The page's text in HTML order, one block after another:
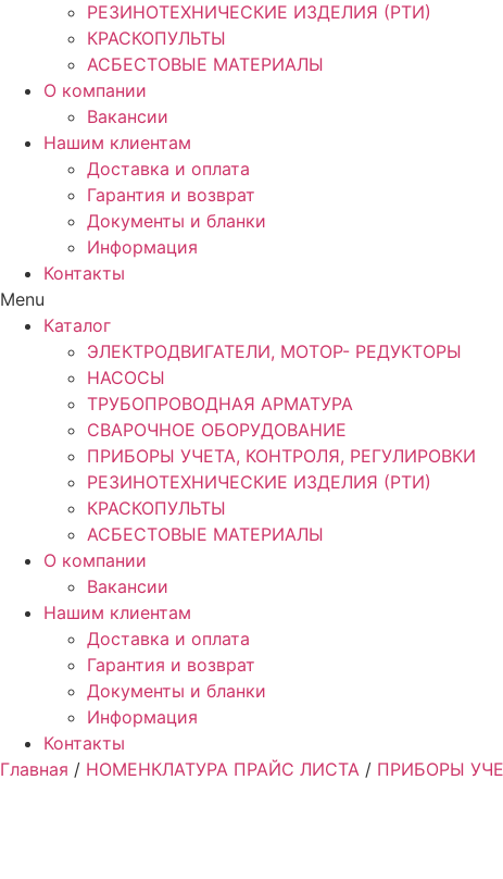
РЕЗИНОТЕХНИЧЕСКИЕ ИЗДЕЛИЯ (РТИ)
КРАСКОПУЛЬТЫ
АСБЕСТОВЫЕ МАТЕРИАЛЫ
О компании
Вакансии
Нашим клиентам
Доставка и оплата
Гарантия и возврат
Документы и бланки
Информация
Контакты
Menu
Каталог
ЭЛЕКТРОДВИГАТЕЛИ, МОТОР- РЕДУКТОРЫ
НАСОСЫ
ТРУБОПРОВОДНАЯ АРМАТУРА
СВАРОЧНОЕ ОБОРУДОВАНИЕ
ПРИБОРЫ УЧЕТА, КОНТРОЛЯ, РЕГУЛИРОВКИ
РЕЗИНОТЕХНИЧЕСКИЕ ИЗДЕЛИЯ (РТИ)
КРАСКОПУЛЬТЫ
АСБЕСТОВЫЕ МАТЕРИАЛЫ
О компании
Вакансии
Нашим клиентам
Доставка и оплата
Гарантия и возврат
Документы и бланки
Информация
Контакты
Главная / НОМЕНКЛАТУРА ПРАЙС ЛИСТА / ПРИБОРЫ